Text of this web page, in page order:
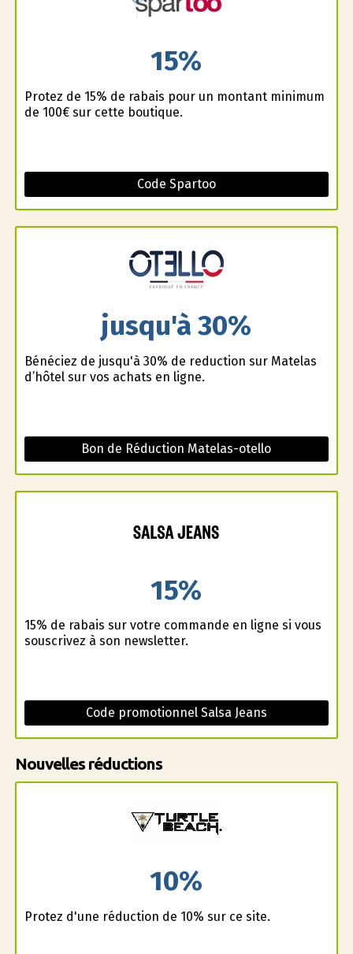
15%
Profitez de 15% de rabais pour un montant minimum
de 100€ sur cette boutique.
Code Spartoo
jusqu'à 30%
Bénéficiez de jusqu'à 30% de reduction sur Matelas
d’hôtel sur vos achats en ligne.
Bon de Réduction Matelas-otello
15%
15% de rabais sur votre commande en ligne si vous
souscrivez à son newsletter.
Code promotionnel Salsa Jeans
Nouvelles réductions
10%
Profitez d'une réduction de 10% sur ce site.